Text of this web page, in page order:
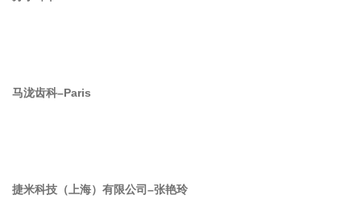
马泷齿科–Paris
捷米科技（上海）有限公司–张艳玲